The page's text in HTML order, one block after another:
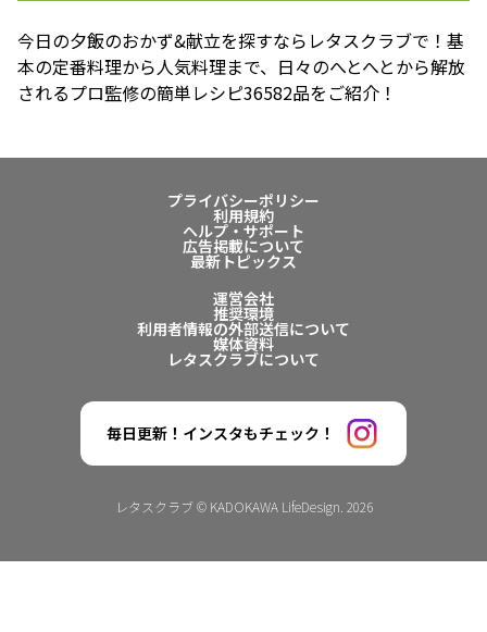
今日の夕飯のおかず&献立を探すならレタスクラブで！基
本の定番料理から人気料理まで、日々のへとへとから解放
されるプロ監修の簡単レシピ36582品をご紹介！
プライバシーポリシー
利用規約
ヘルプ・サポート
広告掲載について
最新トピックス
運営会社
推奨環境
利用者情報の外部送信について
媒体資料
レタスクラブについて
毎日更新！インスタもチェック！
レタスクラブ © KADOKAWA LifeDesign. 2026